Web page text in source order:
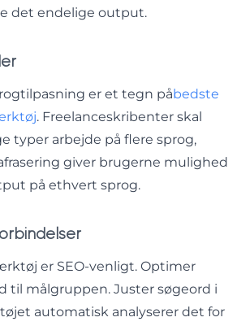
det endelige output.
er et tegn påbedste
. Freelanceskribenter skal
typer arbejde på flere sprog,
giver brugerne mulighed
på ethvert sprog.
er SEO-venligt. Optimer
til målgruppen. Juster søgeord i
automatisk analyserer det for